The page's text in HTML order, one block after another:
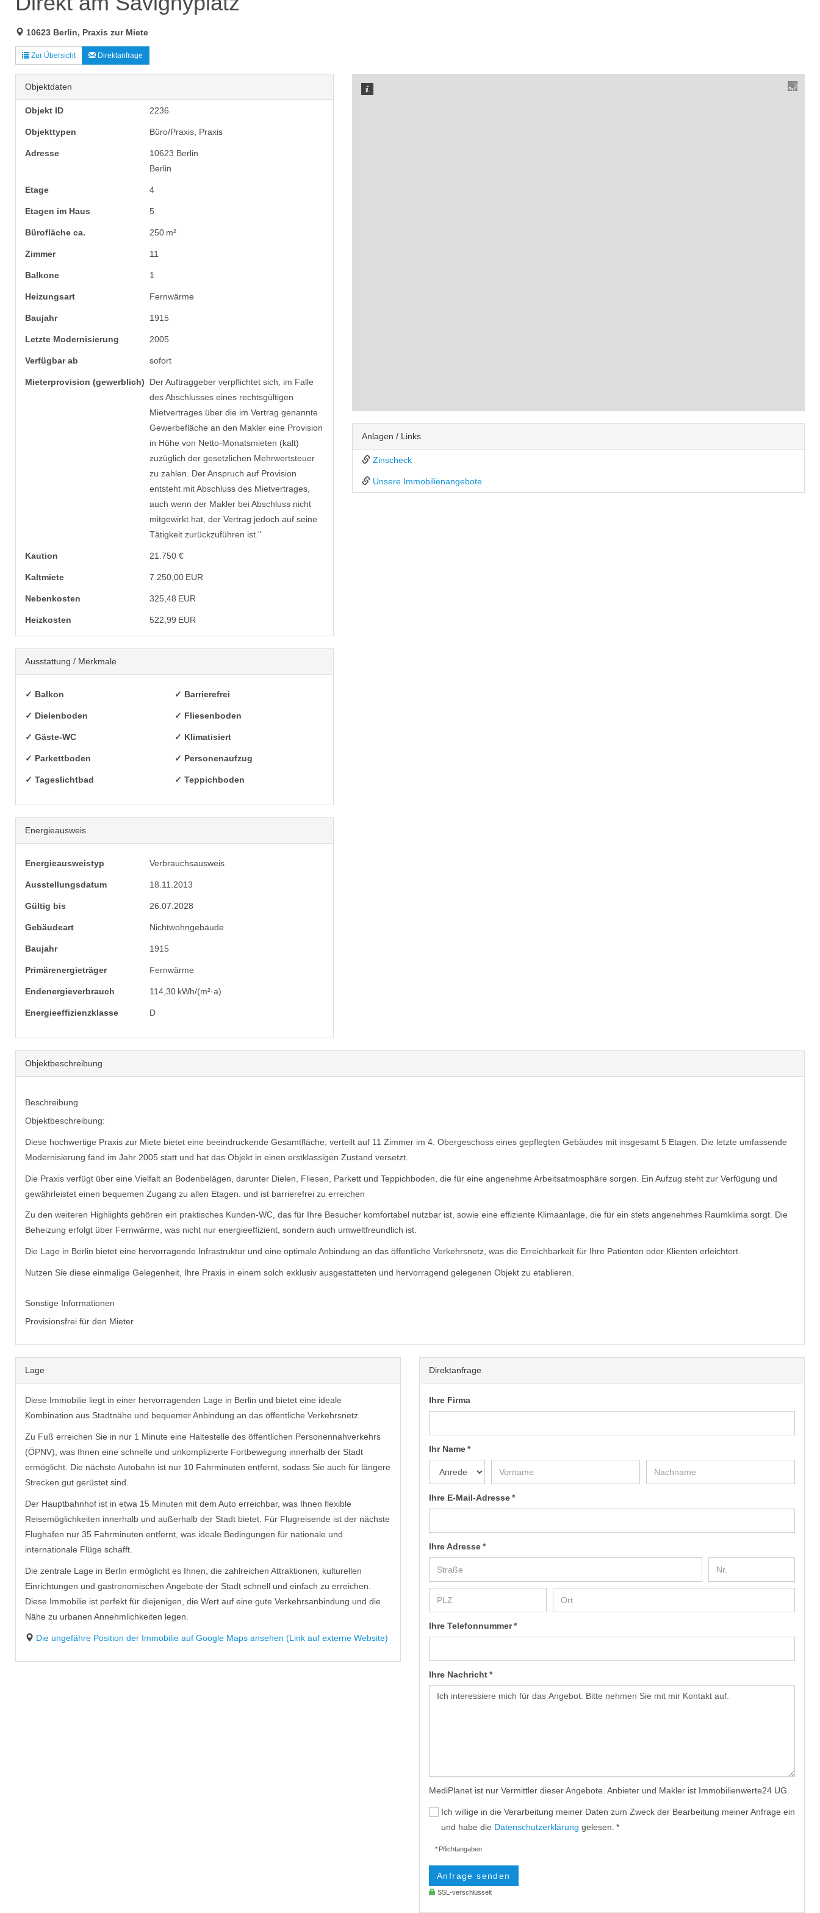
10623 Berlin, Praxis zur Miete
Zur Übersicht Direktanfrage
Anlagen / Links
Zinscheck
Unsere Immobilienangebote
Objektdaten
Objekt ID 2236
Objekttypen Büro/Praxis, Praxis
Adresse
10623 Berlin
Berlin
Etage 4
Etagen im Haus 5
Bürofläche ca. 250 m²
Zimmer 11
Balkone 1
Heizungsart Fernwärme
Baujahr 1915
Letzte Modernisierung 2005
Verfügbar ab sofort
Mieter­provision (gewerblich)
Der Auftraggeber verpflichtet sich, im Falle
des Abschlusses eines rechtsgültigen
Mietvertrages über die im Vertrag genannte
Gewerbefläche an den Makler eine Provision
in Höhe von Netto-Monatsmieten (kalt)
zuzüglich der gesetzlichen Mehrwertsteuer
zu zahlen. Der Anspruch auf Provision
entsteht mit Abschluss des Mietvertrages,
auch wenn der Makler bei Abschluss nicht
mitgewirkt hat, der Vertrag jedoch auf seine
Tätigkeit zurückzuführen ist."
Kaution 21.750 €
Kaltmiete 7.250,00 EUR
Nebenkosten 325,48 EUR
Heizkosten 522,99 EUR
Ausstattung / Merkmale
✓ Balkon ✓ Barrierefrei
✓ Dielenboden ✓ Fliesenboden
✓ Gäste-WC ✓ Klimatisiert
✓ Parkettboden ✓ Personenaufzug
✓ Tageslichtbad ✓ Teppichboden
Energieausweis
Energieausweistyp Verbrauchs­ausweis
Ausstellungsdatum 18.11.2013
Gültig bis 26.07.2028
Gebäudeart Nichtwohngebäude
Baujahr 1915
Primärenergieträger Fernwärme
Endenergie­verbrauch 114,30 kWh/(m²·a)
Energie­effizienz­klasse D
Objekt­beschreibung
Beschreibung
Objektbeschreibung:
Diese hochwertige Praxis zur Miete bietet eine beeindruckende Gesamtfläche, verteilt auf 11 Zimmer im 4. Obergeschoss eines gepflegten Gebäudes mit insgesamt 5 Etagen. Die letzte umfassende
Modernisierung fand im Jahr 2005 statt und hat das Objekt in einen erstklassigen Zustand versetzt.
Die Praxis verfügt über eine Vielfalt an Bodenbelägen, darunter Dielen, Fliesen, Parkett und Teppichboden, die für eine angenehme Arbeitsatmosphäre sorgen. Ein Aufzug steht zur Verfügung und
gewährleistet einen bequemen Zugang zu allen Etagen. und ist barrierefrei zu erreichen
Zu den weiteren Highlights gehören ein praktisches Kunden-WC, das für Ihre Besucher komfortabel nutzbar ist, sowie eine effiziente Klimaanlage, die für ein stets angenehmes Raumklima sorgt. Die
Beheizung erfolgt über Fernwärme, was nicht nur energieeffizient, sondern auch umweltfreundlich ist.
Die Lage in Berlin bietet eine hervorragende Infrastruktur und eine optimale Anbindung an das öffentliche Verkehrsnetz, was die Erreichbarkeit für Ihre Patienten oder Klienten erleichtert.
Nutzen Sie diese einmalige Gelegenheit, Ihre Praxis in einem solch exklusiv ausgestatteten und hervorragend gelegenen Objekt zu etablieren.
Sonstige Informationen
Provisionsfrei für den Mieter
Lage
Diese Immobilie liegt in einer hervorragenden Lage in Berlin und bietet eine ideale
Kombination aus Stadtnähe und bequemer Anbindung an das öffentliche Verkehrsnetz.
Zu Fuß erreichen Sie in nur 1 Minute eine Haltestelle des öffentlichen Personennahverkehrs
(ÖPNV), was Ihnen eine schnelle und unkomplizierte Fortbewegung innerhalb der Stadt
ermöglicht. Die nächste Autobahn ist nur 10 Fahrminuten entfernt, sodass Sie auch für längere
Strecken gut gerüstet sind.
Der Hauptbahnhof ist in etwa 15 Minuten mit dem Auto erreichbar, was Ihnen flexible
Reisemöglichkeiten innerhalb und außerhalb der Stadt bietet. Für Flugreisende ist der nächste
Flughafen nur 35 Fahrminuten entfernt, was ideale Bedingungen für nationale und
internationale Flüge schafft.
Die zentrale Lage in Berlin ermöglicht es Ihnen, die zahlreichen Attraktionen, kulturellen
Einrichtungen und gastronomischen Angebote der Stadt schnell und einfach zu erreichen.
Diese Immobilie ist perfekt für diejenigen, die Wert auf eine gute Verkehrsanbindung und die
Nähe zu urbanen Annehmlichkeiten legen.
Die ungefähre Position der Immobilie auf Google Maps ansehen (Link auf externe Website)
Direktanfrage
Ihre Firma
Ihr Name *
Ihre E-Mail-Adresse *
Ihre Adresse *
Ihre Telefonnummer *
Ihre Nachricht *
MediPlanet ist nur Vermittler dieser Angebote. Anbieter und Makler ist Immobilienwerte24 UG.
Ich willige in die Verarbeitung meiner Daten zum Zweck der Bearbeitung meiner Anfrage ein
und habe die Datenschutzerklärung gelesen. *
* Pflichtangaben
Anfrage senden
SSL-verschlüsselt